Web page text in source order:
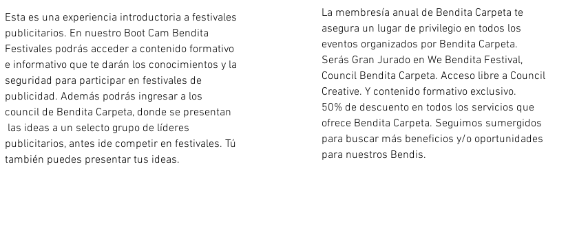
Esta es una experiencia introductoria a festivales
publicitarios. En nuestro Boot Cam Bendita
Festivales podrás acceder a contenido formativo
e informativo que te darán los conocimientos y la
seguridad para participar en festivales de
publicidad. Además podrás ingresar a los
council de Bendita Carpeta, donde se presentan
las ideas a un selecto grupo de líderes
publicitarios, antes ide competir en festivales. Tú
también puedes presentar tus ideas.
La membresía anual de Bendita Carpeta te
asegura un lugar de privilegio en todos los
eventos organizados por Bendita Carpeta.
Serás Gran Jurado en We Bendita Festival,
Council Bendita Carpeta. Acceso libre a Council
Creative. Y contenido formativo exclusivo.
50% de descuento en todos los servicios que
ofrece Bendita Carpeta. Seguimos sumergidos
para buscar más beneficios y/o oportunidades
para nuestros Bendis.